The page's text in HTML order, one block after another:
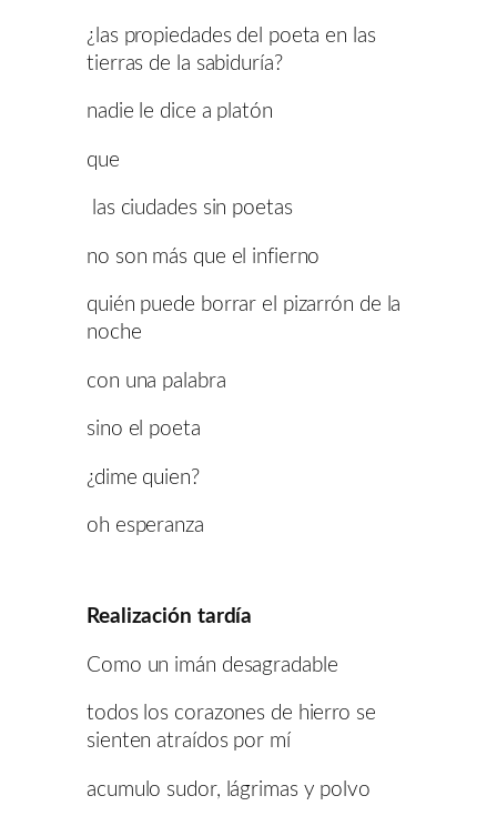
¿las propiedades del poeta en las
tierras de la sabiduría?
nadie le dice a platón
que
las ciudades sin poetas
no son más que el infierno
quién puede borrar el pizarrón de la
noche
con una palabra
sino el poeta
¿dime quien?
oh esperanza
Realización tardía
Como un imán desagradable
todos los corazones de hierro se
sienten atraídos por mí
acumulo sudor, lágrimas y polvo